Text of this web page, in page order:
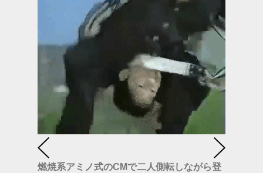
燃焼系アミノ式のCMで二人側転しながら登